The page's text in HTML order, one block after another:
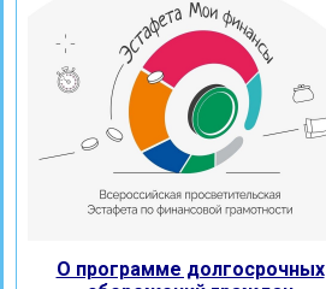
О программе долгосрочных